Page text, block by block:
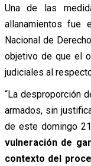
Una de las
allanamientos fue
Nacional de
objetivo de que el
judiciales al
“La desproporción
armados, sin
de este domingo
vulneración de
contexto del